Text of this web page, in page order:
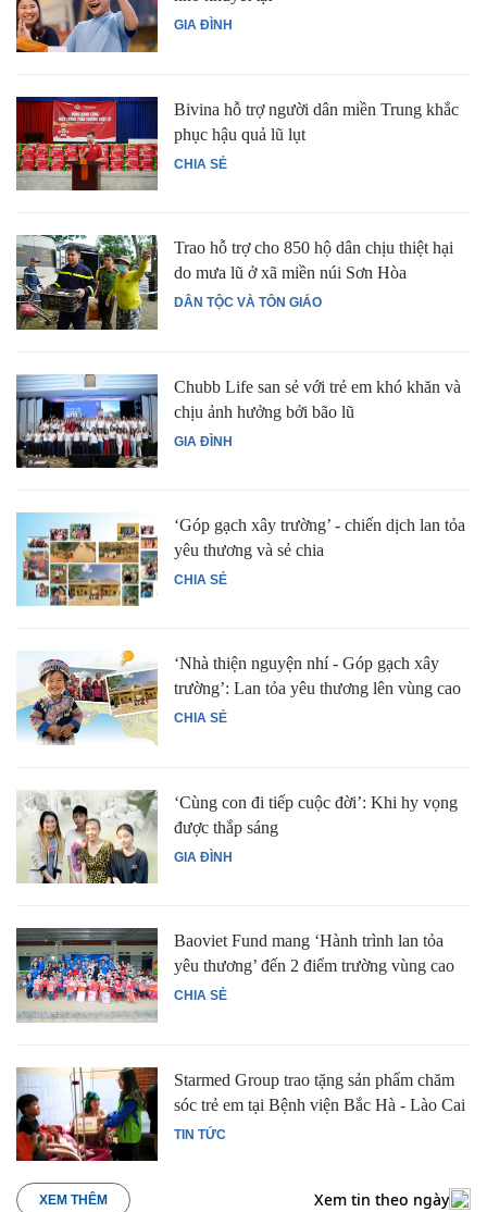
GIA ĐÌNH
CHIA SẺ
Bivina hỗ trợ người dân miền Trung khắc
phục hậu quả lũ lụt
DÂN TỘC VÀ TÔN GIÁO
Trao hỗ trợ cho 850 hộ dân chịu thiệt hại
do mưa lũ ở xã miền núi Sơn Hòa
GIA ĐÌNH
Chubb Life san sẻ với trẻ em khó khăn và
chịu ảnh hưởng bởi bão lũ
CHIA SẺ
‘Góp gạch xây trường’ - chiến dịch lan tỏa
yêu thương và sẻ chia
CHIA SẺ
‘Nhà thiện nguyện nhí - Góp gạch xây
trường’: Lan tỏa yêu thương lên vùng cao
GIA ĐÌNH
‘Cùng con đi tiếp cuộc đời’: Khi hy vọng
được thắp sáng
CHIA SẺ
Baoviet Fund mang ‘Hành trình lan tỏa
yêu thương’ đến 2 điểm trường vùng cao
TIN TỨC
Starmed Group trao tặng sản phẩm chăm
sóc trẻ em tại Bệnh viện Bắc Hà - Lào Cai
XEM THÊM Xem tin theo ngày